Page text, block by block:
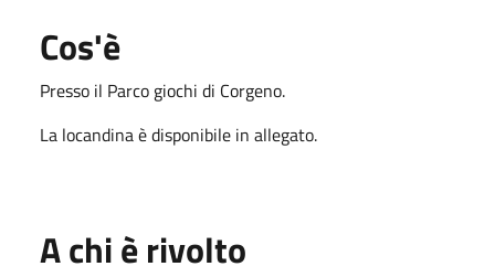
Cos'è
Presso il Parco giochi di Corgeno.
La locandina è disponibile in allegato.
A chi è rivolto